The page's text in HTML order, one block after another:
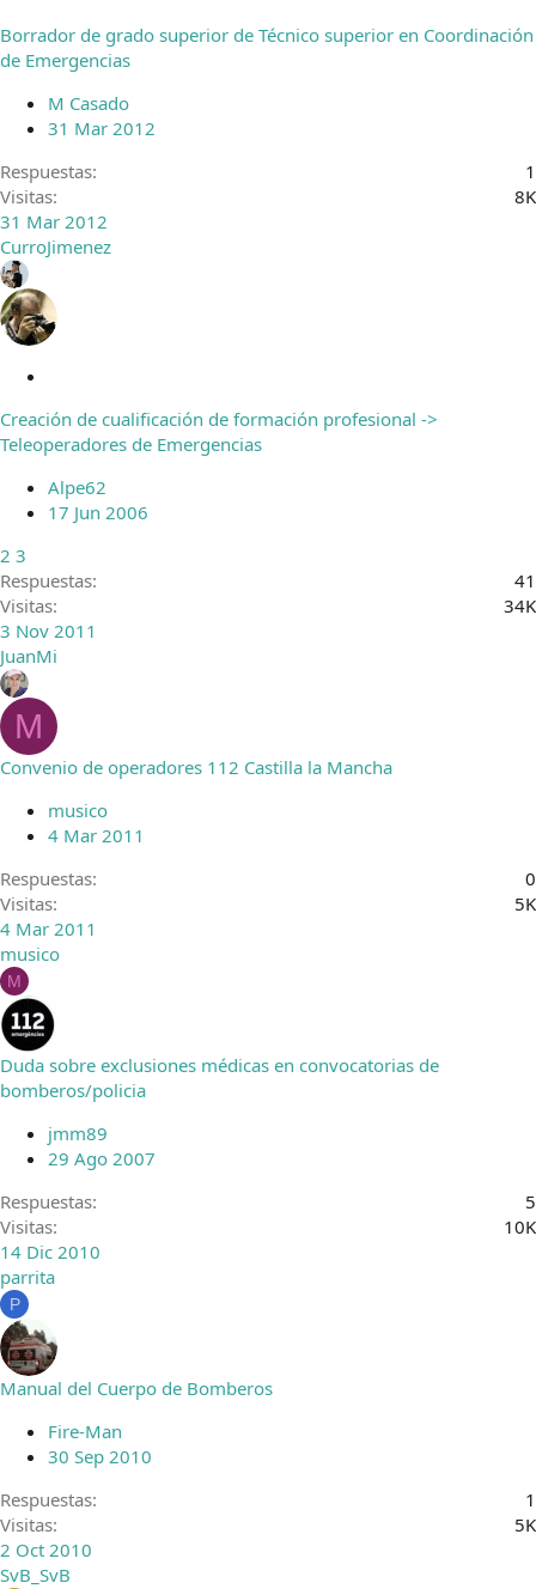
r
r
d
o
Borrador de grado superior de Técnico superior en Coordinación
de Emergencias
M Casado
31 Mar 2012
Respuestas
1
Visitas
8K
31 Mar 2012
CurroJimenez
r
r
d
o
Creación de cualificación de formación profesional ->
Teleoperadores de Emergencias
Alpe62
17 Jun 2006
2 3
Respuestas
41
Visitas
34K
3 Nov 2011
JuanMi
M
Convenio de operadores 112 Castilla la Mancha
musico
4 Mar 2011
Respuestas
0
Visitas
5K
4 Mar 2011
musico
M
Duda sobre exclusiones médicas en convocatorias de
bomberos/policia
jmm89
29 Ago 2007
Respuestas
5
Visitas
10K
14 Dic 2010
parrita
P
Manual del Cuerpo de Bomberos
Fire-Man
30 Sep 2010
Respuestas
1
Visitas
5K
2 Oct 2010
SvB_SvB